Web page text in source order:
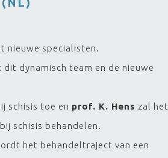
nieuwe specialisten.
dynamisch team en de nieuwe
schisis toe en prof. K. Hens zal het
schisis behandelen.
het behandeltraject van een